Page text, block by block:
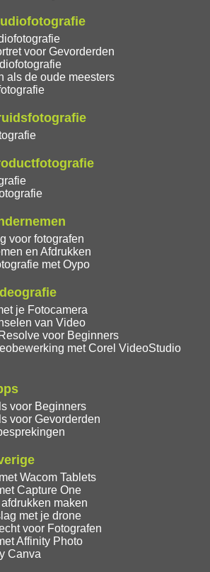
voor Gevorderden
als de oude meesters
voor fotografen
en Afdrukken
met Oypo
je Fotocamera
van Video
voor Beginners
met Corel VideoStudio
voor Beginners
voor Gevorderden
Wacom Tablets
Capture One
maken
met je drone
voor Fotografen
Affinity Photo
Canva